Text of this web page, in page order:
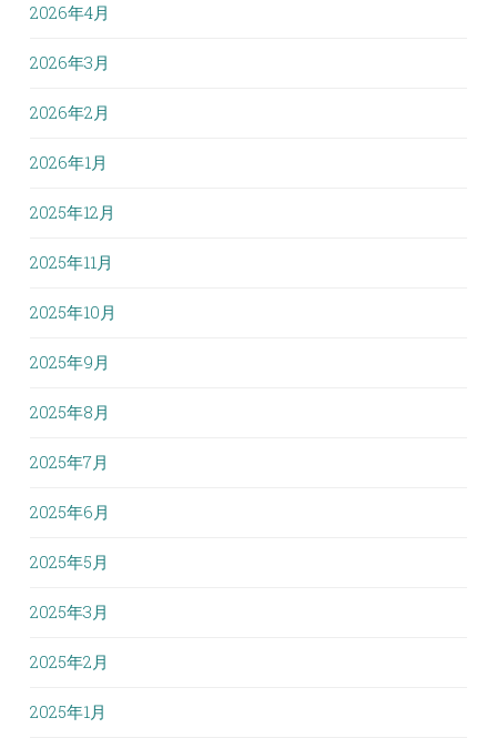
2026年4月
2026年3月
2026年2月
2026年1月
2025年12月
2025年11月
2025年10月
2025年9月
2025年8月
2025年7月
2025年6月
2025年5月
2025年3月
2025年2月
2025年1月